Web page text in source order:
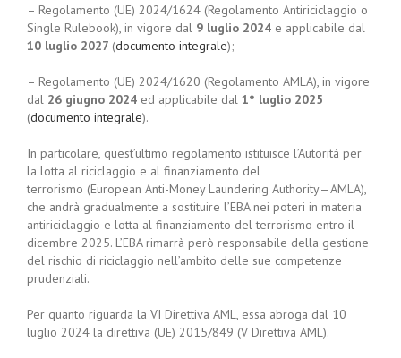
– Regolamento (UE) 2024/1624 (Regolamento Antiriciclaggio o
Single Rulebook), in vigore dal 9 luglio 2024 e applicabile dal
10 luglio 2027 (documento integrale);
– Regolamento (UE) 2024/1620 (Regolamento AMLA), in vigore
dal 26 giugno 2024 ed applicabile dal 1° luglio 2025
(documento integrale).
In particolare, quest’ultimo regolamento istituisce l’Autorità per
la lotta al riciclaggio e al finanziamento del
terrorismo (European Anti-Money Laundering Authority—AMLA),
che andrà gradualmente a sostituire l’EBA nei poteri in materia
antiriciclaggio e lotta al finanziamento del terrorismo entro il
dicembre 2025. L’EBA rimarrà però responsabile della gestione
del rischio di riciclaggio nell’ambito delle sue competenze
prudenziali.
Per quanto riguarda la VI Direttiva AML, essa abroga dal 10
luglio 2024 la direttiva (UE) 2015/849 (V Direttiva AML).